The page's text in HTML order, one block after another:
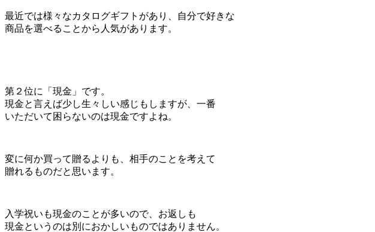
最近では様々なカタログギフトがあり、自分で好きな
商品を選べることから人気があります。
第２位に「現金」です。
現金と言えば少し生々しい感じもしますが、一番
いただいて困らないのは現金ですよね。
変に何か買って贈るよりも、相手のことを考えて
贈れるものだと思います。
入学祝いも現金のことが多いので、お返しも
現金というのは別におかしいものではありません。